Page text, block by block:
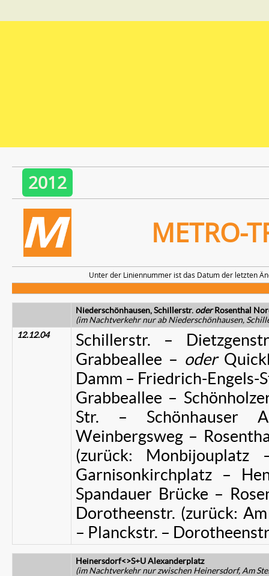
2012
METRO-
Unter der Liniennummer ist das Datum der letzten
Niederschönhausen, Schillerstr. oderRosenthal
(im Nachtverkehr nur ab Niederschönhausen,
12.12.04
Schillerstr. –
Grabbeallee – oder
Damm – Friedrich-Engels-
Grabbeallee –
Str. – Schönhauser
Weinbergsweg –
(zurück: Monbijouplatz
Garnisonkirchplatz –
Spandauer Brücke –
Dorotheenstr. (zurück:
– Planckstr. –
Heinersdorf<>S+U Alexanderplatz
(im Nachtverkehr nur zwischen Heinersdorf, Am